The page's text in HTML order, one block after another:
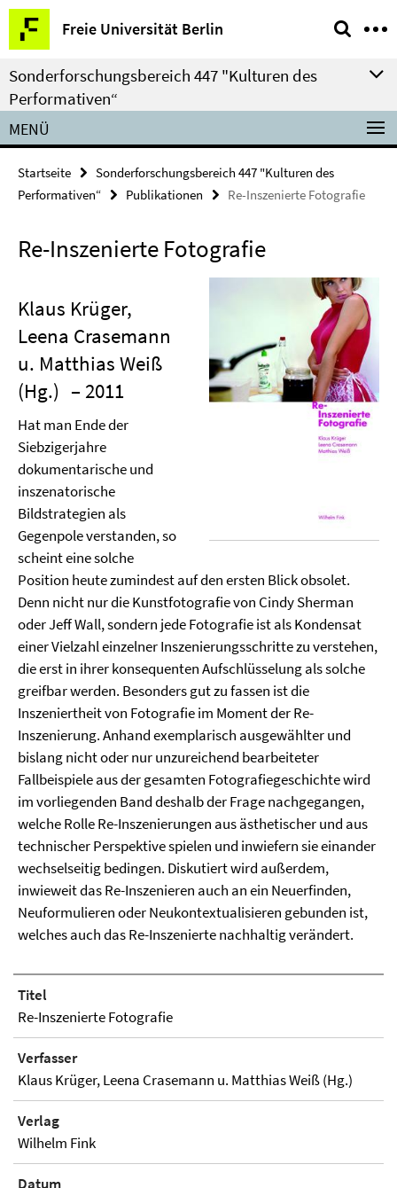
Springe
direkt
zu
Inhalt
Freie Universität Berlin
Service-
Navigation
Sonderforschungsbereich 447 "Kulturen des
Performativen“
MENÜ
Startseite
Sonderforschungsbereich 447 "Kulturen des
Performativen“
Publikationen Re-Inszenierte Fotografie
Re-Inszenierte Fotografie
Klaus Krüger,
Leena Crasemann
u. Matthias Weiß
(Hg.) – 2011
Hat man Ende der
Siebzigerjahre
dokumentarische und
inszenatorische
Bildstrategien als
Gegenpole verstanden, so
scheint eine solche
Position heute zumindest auf den ersten Blick obsolet.
Denn nicht nur die Kunstfotografie von Cindy Sherman
oder Jeff Wall, sondern jede Fotografie ist als Kondensat
einer Vielzahl einzelner Inszenierungsschritte zu verstehen,
die erst in ihrer konsequenten Aufschlüsselung als solche
greifbar werden. Besonders gut zu fassen ist die
Inszeniertheit von Fotografie im Moment der Re-
Inszenierung. Anhand exemplarisch ausgewählter und
bislang nicht oder nur unzureichend bearbeiteter
Fallbeispiele aus der gesamten Fotografiegeschichte wird
im vorliegenden Band deshalb der Frage nachgegangen,
welche Rolle Re-Inszenierungen aus ästhetischer und aus
technischer Perspektive spielen und inwiefern sie einander
wechselseitig bedingen. Diskutiert wird außerdem,
inwieweit das Re-Inszenieren auch an ein Neuerfinden,
Neuformulieren oder Neukontextualisieren gebunden ist,
welches auch das Re-Inszenierte nachhaltig verändert.
Titel
Re-Inszenierte Fotografie
Verfasser
Klaus Krüger, Leena Crasemann u. Matthias Weiß (Hg.)
Verlag
Wilhelm Fink
Datum